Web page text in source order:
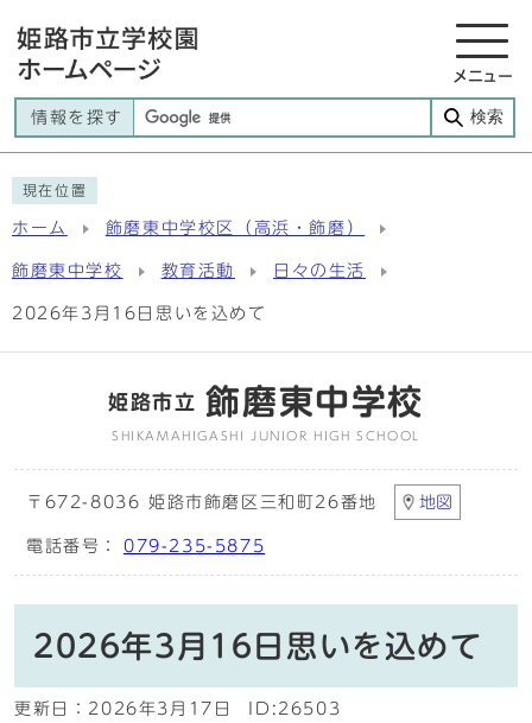
メニュー
情報を探す 検索
現在位置
ホーム 飾磨東中学校区（高浜・飾磨）
飾磨東中学校 教育活動 日々の生活
2026年3月16日思いを込めて
姫路市立 飾磨東中学校
SHIKAMAHIGASHI JUNIOR HIGH SCHOOL
〒672-8036 姫路市飾磨区三和町26番地 地図
電話番号： 079-235-5875
2026年3月16日思いを込めて
更新日： 2026年3月17日 ID:26503